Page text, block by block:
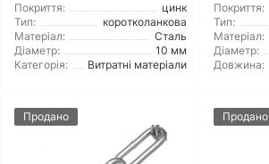
Покриття:
цинк
Тип:
коротколанкова
Матеріал:
Сталь
Діаметр:
10 мм
Категорія:
Витратні матеріали
Покриття:
Тип:
Матеріал:
Діаметр:
Довжина:
Продано Продано